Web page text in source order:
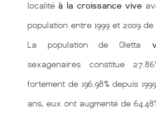
localitéà la croissance vive
population entre 1999 et 2009 de
La population de Oletta
sexagenaires constitue
fortement de 196.98% depuis
ans, eux ont augmenté de